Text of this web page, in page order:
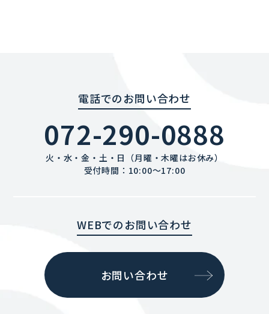
電話でのお問い合わせ
072-290-0888
火・水・金・土・日（月曜・木曜はお休み）
受付時間：10:00〜17:00
WEBでのお問い合わせ
お問い合わせ